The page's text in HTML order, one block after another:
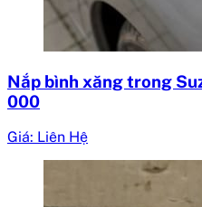
Nắp bình xăng trong
000
Giá: Liên Hệ